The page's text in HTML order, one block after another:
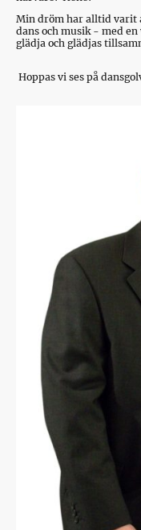
Min dröm har alltid varit
dans och musik - med
glädja och glädjas
Hoppas vi ses på